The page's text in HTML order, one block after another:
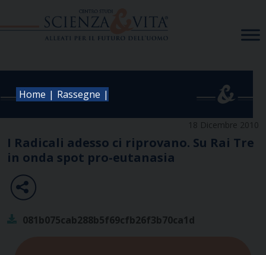
Home | Rassegne |
18 Dicembre 2010
I Radicali adesso ci riprovano. Su Rai Tre
in onda spot pro-eutanasia
081b075cab288b5f69cfb26f3b70ca1d